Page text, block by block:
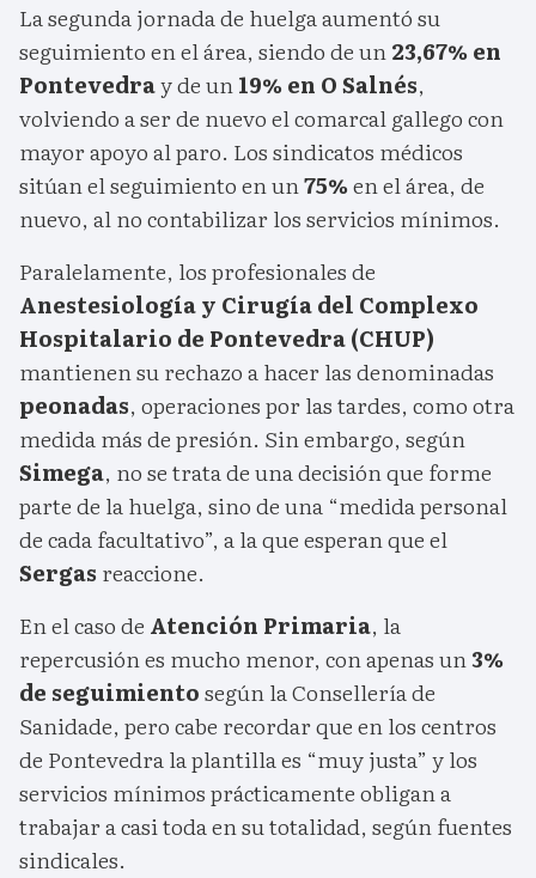
La segunda jornada de huelga aumentó su
seguimiento en el área, siendo de un23,67% en
Pontevedray de un19% en O Salnés,
volviendo a ser de nuevo el comarcal gallego con
mayor apoyo al paro. Los sindicatos médicos
sitúan el seguimiento en un75%en el área, de
nuevo, al no contabilizar los servicios mínimos.
Paralelamente, los profesionales de
Anestesiología y Cirugía del Complexo
Hospitalario de Pontevedra (CHUP)
mantienen su rechazo a hacer las denominadas
peonadas, operaciones por las tardes, como otra
medida más de presión. Sin embargo, según
Simega, no se trata de una decisión que forme
parte de la huelga, sino de una “medida personal
de cada facultativo”, a la que esperan que el
Sergas reaccione.
En el caso de Atención Primaria, la
repercusión es mucho menor, con apenas un3%
de seguimientosegún la Consellería de
Sanidade, pero cabe recordar que en los centros
de Pontevedra la plantilla es “muy justa” y los
servicios mínimos prácticamente obligan a
trabajar a casi toda en su totalidad, según fuentes
sindicales.